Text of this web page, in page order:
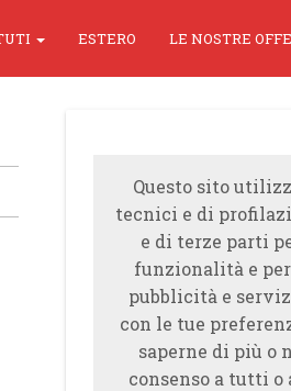
ESTERO LE NOSTRE
Questo sito
tecnici e di
e di terze parti
funzionalità e
pubblicità e
con le tue
saperne di più o
consenso a tutti o